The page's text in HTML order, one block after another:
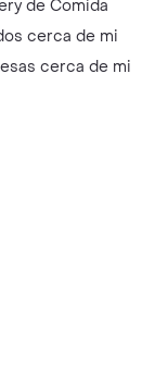
de Comida
cerca de mi
cerca de mi